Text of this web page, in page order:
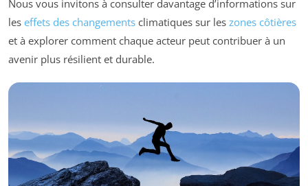
Nous vous invitons à consulter davantage d’informations sur
les effets des changements climatiques sur les zones côtières
et à explorer comment chaque acteur peut contribuer à un
avenir plus résilient et durable.